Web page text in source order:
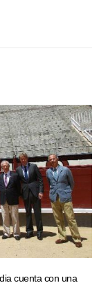
cuenta con una